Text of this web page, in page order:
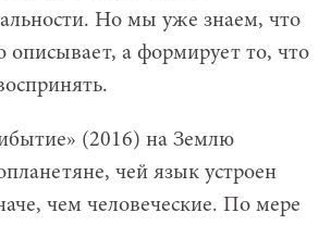
Но мы уже знаем, что
описывает, а формирует то, что
(2016) на Землю
чей язык устроен
чем человеческие. По мере